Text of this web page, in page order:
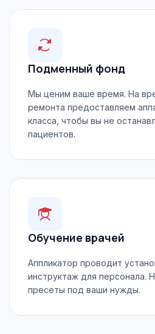
Подменный фонд
Мы ценим ваше время. На
ремонта предоставляем
класса, чтобы вы не
пациентов.
Обучение врачей
Аппликатор проводит
инструктаж для персонала.
пресеты под ваши нужды.